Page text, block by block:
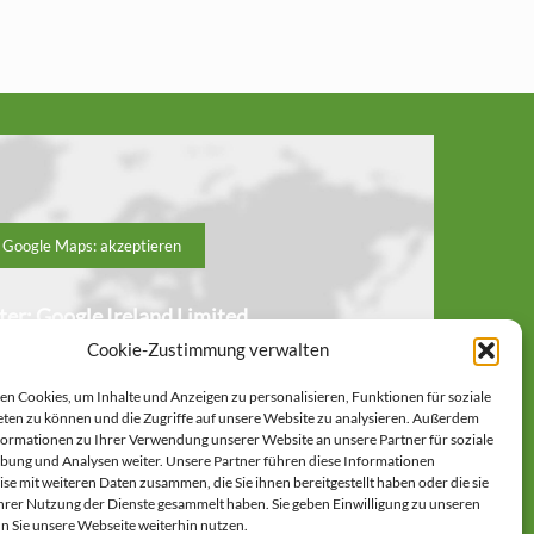
Cookie-Zustimmung verwalten
Cookies, um Inhalte und Anzeigen zu personalisieren, Funktionen für soziale
zu können und die Zugriffe auf unsere Website zu analysieren. Außerdem
zu Ihrer Verwendung unserer Website an unsere Partner für soziale
und Analysen weiter. Unsere Partner führen diese Informationen
mit weiteren Daten zusammen, die Sie ihnen bereitgestellt haben oder die sie
Nutzung der Dienste gesammelt haben. Sie geben Einwilligung zu unseren
Sie unsere Webseite weiterhin nutzen.
Google Maps: akzeptieren
Google Ireland Limited
Dienstes werden Daten an Google
ist es wahrscheinlich dass Google
auf Ihrem Gerät speichert.
privacy?hl=de&gl=de